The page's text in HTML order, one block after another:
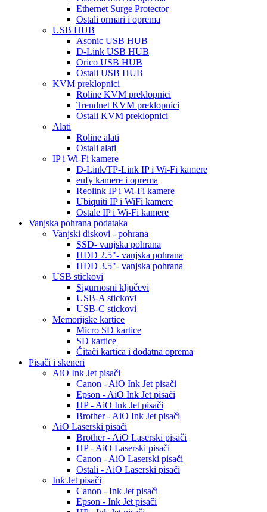
Ethernet Surge Protector
Ostali ormari i oprema
USB HUB
Asonic USB HUB
D-Link USB HUB
Orico USB HUB
Ostali USB HUB
KVM preklopnici
Roline KVM preklopnici
Trendnet KVM preklopnici
Ostali KVM preklopnici
Alati
Roline alati
Ostali alati
IP i Wi-Fi kamere
D-Link/TP-Link IP i Wi-Fi kamere
eufy kamere i oprema
Reolink IP i Wi-Fi kamere
Ubiquiti IP i WiFi kamere
Ostale IP i Wi-Fi kamere
Vanjska pohrana podataka
Vanjski diskovi - pohrana
SSD- vanjska pohrana
HDD 2.5"- vanjska pohrana
HDD 3.5"- vanjska pohrana
USB stickovi
Sigurnosni ključevi
USB-A stickovi
USB-C stickovi
Memorijske kartice
Micro SD kartice
SD kartice
Čitači kartica i dodatna oprema
Pisači i skeneri
AiO Ink Jet pisači
Canon - AiO Ink Jet pisači
Epson - AiO Ink Jet pisači
HP - AiO Ink Jet pisači
Brother - AiO Ink Jet pisači
AiO Laserski pisači
Brother - AiO Laserski pisači
HP - AiO Laserski pisači
Canon - AiO Laserski pisači
Ostali - AiO Laserski pisači
Ink Jet pisači
Canon - Ink Jet pisači
Epson - Ink Jet pisači